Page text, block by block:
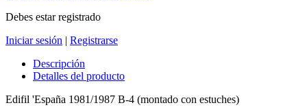
Debes estar registrado
Iniciar sesión | Registrarse
Descripción
Detalles del producto
Edifil 'España 1981/1987 B-4 (montado con estuches)